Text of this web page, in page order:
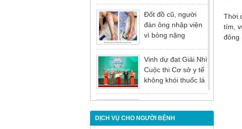
năm 2025 của
Đảng ủy - Ủy ban
nhân dân Tỉnh
Đốt đồ cũ, người
đàn ông nhập viện
vì bỏng nặng
Vinh dự đạt Giải Nhì
Cuộc thi Cơ sở y tế
không khói thuốc lá
rào cản khiến việc
điều trị bị chậm trễ
DỊCH VỤ CHO NGƯỜI BỆNH
Thời
tím,
đông